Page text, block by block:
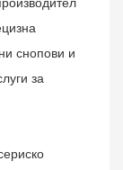
снопови и
за